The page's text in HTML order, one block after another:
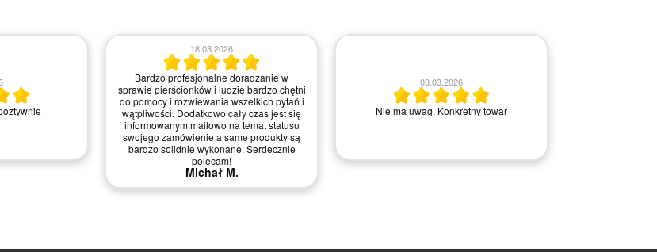
obsługa w
06.05.2026
Dzień dobry Chciałabym Państwu a w
szczególności Pani *** z salonu z Krakowa
podziękować za świetną komunikację,
indywidualne podejście oraz życzliwość
jaką Pani *** cechowała się przez cały
proces produkcji naszych obrączek.
Dziękujemy za doradztwo! Wyszły piękne,
zarówno grawer. Jesteśmy ogromnie
zadowoleni. Dziękujemy i pozdrawiamy
serdecznie Malwina Wiśniewska Łukasz
Deluga
30.04.2026
Fantastyczny salon - polecam
Dariusz U.